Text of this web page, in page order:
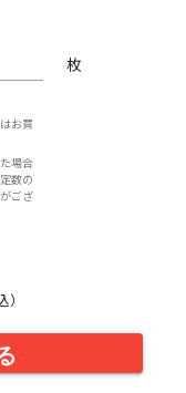
お買
場合
数の
ござ
枚